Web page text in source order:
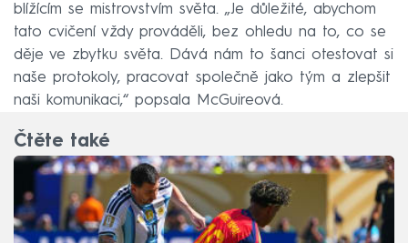
blížícím se mistrovstvím světa. „Je důležité, abychom
tato cvičení vždy prováděli, bez ohledu na to, co se
děje ve zbytku světa. Dává nám to šanci otestovat si
naše protokoly, pracovat společně jako tým a zlepšit
naši komunikaci,“ popsala McGuireová.
Čtěte také